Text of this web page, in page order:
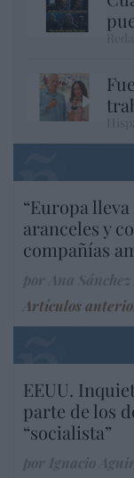
“Europa
aranceles y
compañías
Artículos
EEUU.
parte de los
“socialista”